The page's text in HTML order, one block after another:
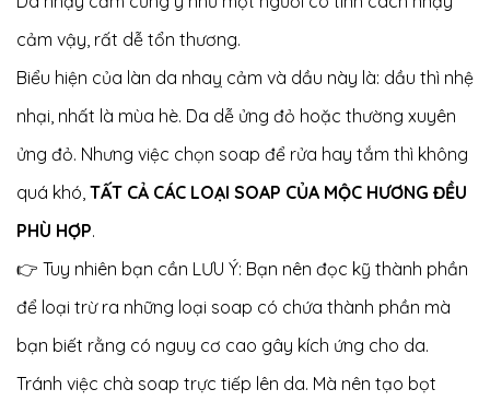
cảm vậy, rất dễ tổn thương.
Biểu hiện của làn da nhaỵ cảm và dầu này là: dầu thì nhệ
nhại, nhất là mùa hè. Da dễ ửng đỏ hoặc thường xuyên
ửng đỏ. Nhưng việc chọn soap để rửa hay tắm thì không
quá khó, TẤT CẢ CÁC LOẠI SOAP CỦA MỘC HƯƠNG ĐỀU
PHÙ HỢP.
👉 Tuy nhiên bạn cần LƯU Ý: Bạn nên đọc kỹ thành phần
để loại trừ ra những loại soap có chứa thành phần mà
bạn biết rằng có nguy cơ cao gây kích ứng cho da.
Tránh việc chà soap trực tiếp lên da. Mà nên tạo bọt